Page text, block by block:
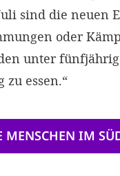
sind die neuen
oder
unter
essen.“
MENSCHEN IM